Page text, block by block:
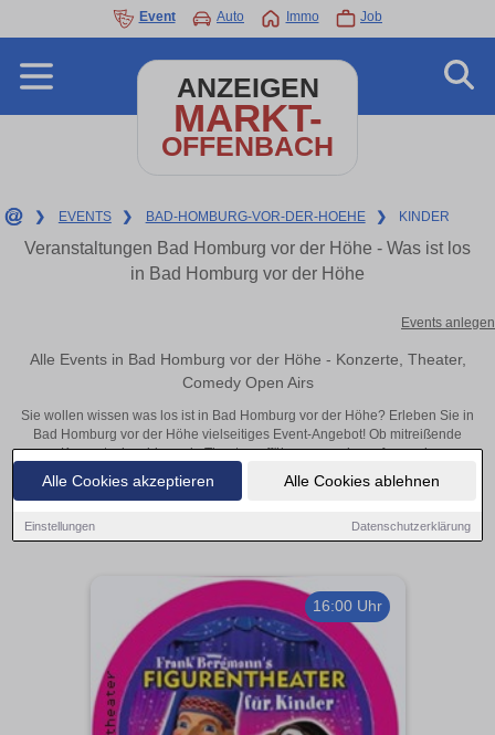
Alle Cookies akzeptieren Alle Cookies ablehnen
Einstellungen Datenschutzerklärung
Event Auto Immo Job
ANZEIGEN
MARKT-
OFFENBACH
❯ EVENTS ❯ BAD-HOMBURG-VOR-DER-HOEHE ❯ KINDER
Veranstaltungen Bad Homburg vor der Höhe - Was ist los
in Bad Homburg vor der Höhe
Events anlegen
Alle Events in Bad Homburg vor der Höhe - Konzerte, Theater,
Comedy Open Airs
Sie wollen wissen was los ist in Bad Homburg vor der Höhe? Erleben Sie in
Bad Homburg vor der Höhe vielseitiges Event-Angebot! Ob mitreißende
Konzerte, inspirierende Theateraufführungen oder aufregende
Veranstaltungen in Bad Homburg vor der Höhe – hier finden alles im
Überblick und Tickets.
16:00 Uhr